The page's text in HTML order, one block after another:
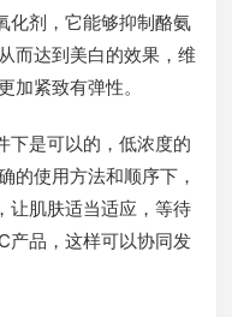
化剂，它能够抑制酪氨
而达到美白的效果，维
加紧致有弹性。
下是可以的，低浓度的
的使用方法和顺序下，
让肌肤适当适应，等待
产品，这样可以协同发